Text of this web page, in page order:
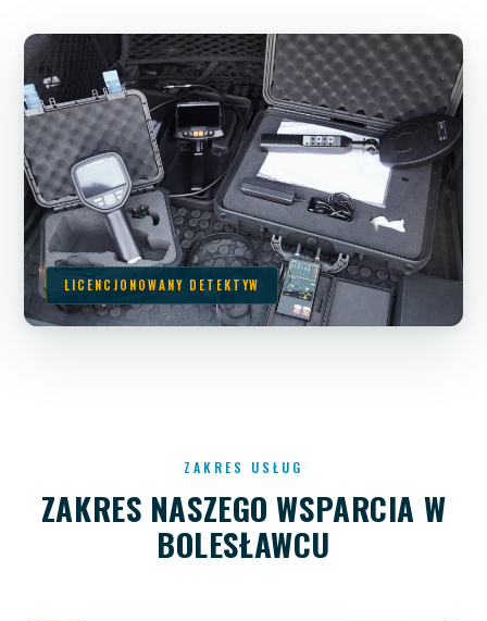
LICENCJONOWANY DETEKTYW
ZAKRES USŁUG
ZAKRES NASZEGO WSPARCIA W
BOLESŁAWCU